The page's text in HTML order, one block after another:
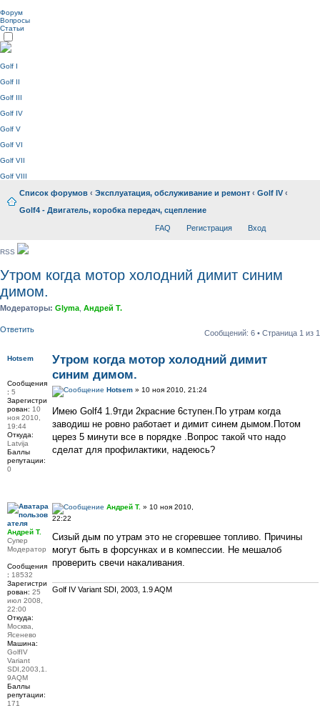
Форум
Вопросы
Статьи
Golf I
Golf II
Golf III
Golf IV
Golf V
Golf VI
Golf VII
Golf VIII
Список форумов ‹ Эксплуатация, обслуживание и ремонт ‹ Golf IV ‹
Golf4 - Двигатель, коробка передач, сцепление
FAQ Регистрация Вход
RSS
Утром когда мотор холодний димит синим
димом.
Модераторы: Glyma Андрей Т.
Ответить Сообщений: 6 • Страница 1 из 1
Утром когда мотор холодний димит
синим димом.
Hotsem » 10 ноя 2010, 21:24
Имею Golf4 1.9тди 2красние 6ступен.По утрам когда
заводиш не ровно работает и димит синем дымом.Потом
церез 5 минути все в порядке .Вопрос такой что надо
сделат для профилактики, надеюсь?
Hotsem
Сообщения
: 5
Зарегистри
рован: 10
ноя 2010,
19:44
Откуда:
Latvija
Баллы
репутации:
0
Андрей Т. » 10 ноя 2010,
22:22
Сизый дым по утрам это не сгоревшее топливо. Причины
могут быть в форсунках и в компессии. Не мешалоб
проверить свечи накаливания.
Golf IV Variant SDI, 2003, 1.9 AQM
Андрей Т.
Супер
Модератор
Сообщения
: 18532
Зарегистри
рован: 25
июл 2008,
22:00
Откуда:
Москва,
Ясенево
Машина:
GolfIV
Variant
SDI,2003,1.
9AQM
Баллы
репутации:
171